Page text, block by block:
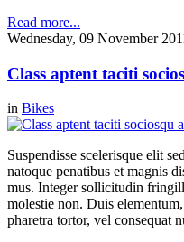
Read more...
Wednesday, 09 November
Class aptent taciti
in Bikes
Suspendisse scelerisque elit
natoque penatibus et magnis
mus. Integer sollicitudin
molestie non. Duis
pharetra tortor, vel consequat